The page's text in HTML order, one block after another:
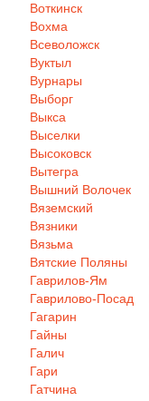
Воткинск
Вохма
Всеволожск
Вуктыл
Вурнары
Выборг
Выкса
Выселки
Высоковск
Вытегра
Вышний Волочек
Вяземский
Вязники
Вязьма
Вятские Поляны
Гаврилов-Ям
Гаврилово-Посад
Гагарин
Гайны
Галич
Гари
Гатчина